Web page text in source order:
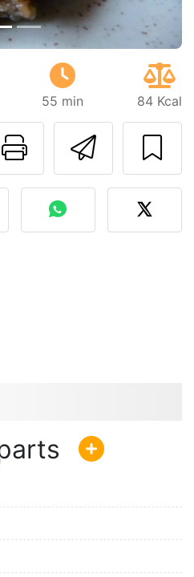
55 min 84 Kcal
Imprimer
une
photo de